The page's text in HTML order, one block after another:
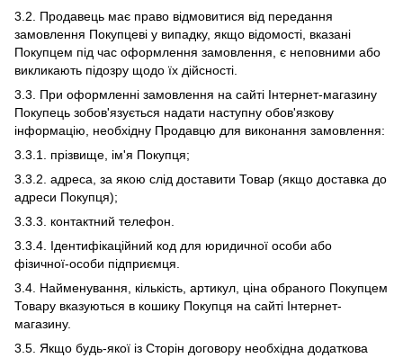
3.2. Продавець має право відмовитися від передання
замовлення Покупцеві у випадку, якщо відомості, вказані
Покупцем під час оформлення замовлення, є неповними або
викликають підозру щодо їх дійсності.
3.3. При оформленні замовлення на сайті Інтернет-магазину
Покупець зобов'язується надати наступну обов'язкову
інформацію, необхідну Продавцю для виконання замовлення:
3.3.1. прізвище, ім'я Покупця;
3.3.2. адреса, за якою слід доставити Товар (якщо доставка до
адреси Покупця);
3.3.3. контактний телефон.
3.3.4. Ідентифікаційний код для юридичної особи або
фізичної-особи підприємця.
3.4. Найменування, кількість, артикул, ціна обраного Покупцем
Товару вказуються в кошику Покупця на сайті Інтернет-
магазину.
3.5. Якщо будь-якої із Сторін договору необхідна додаткова